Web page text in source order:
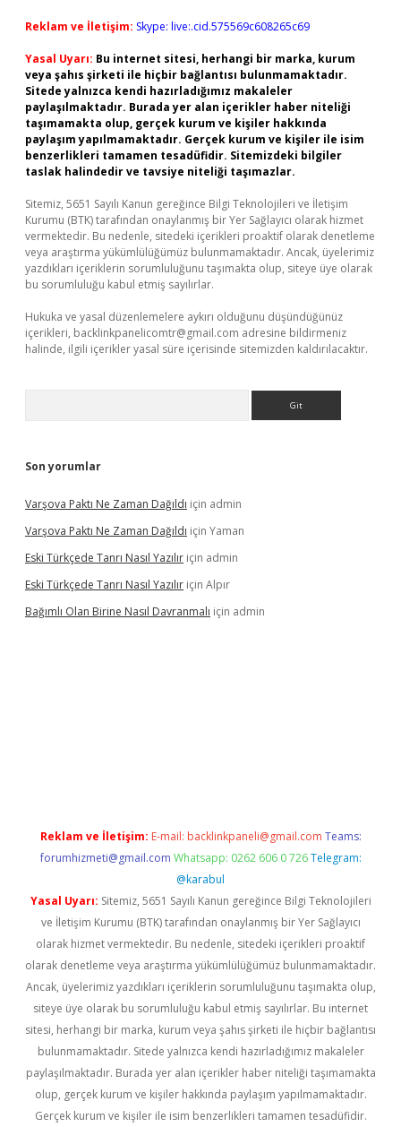
Reklam ve İletişim: Skype: live:.cid.575569c608265c69
Yasal Uyarı: Bu internet sitesi, herhangi bir marka, kurum
veya şahıs şirketi ile hiçbir bağlantısı bulunmamaktadır.
Sitede yalnızca kendi hazırladığımız makaleler
paylaşılmaktadır. Burada yer alan içerikler haber niteliği
taşımamakta olup, gerçek kurum ve kişiler hakkında
paylaşım yapılmamaktadır. Gerçek kurum ve kişiler ile isim
benzerlikleri tamamen tesadüfidir. Sitemizdeki bilgiler
taslak halindedir ve tavsiye niteliği taşımazlar.
Sitemiz, 5651 Sayılı Kanun gereğince Bilgi Teknolojileri ve İletişim
Kurumu (BTK) tarafından onaylanmış bir Yer Sağlayıcı olarak hizmet
vermektedir. Bu nedenle, sitedeki içerikleri proaktif olarak denetleme
veya araştırma yükümlülüğümüz bulunmamaktadır. Ancak, üyelerimiz
yazdıkları içeriklerin sorumluluğunu taşımakta olup, siteye üye olarak
bu sorumluluğu kabul etmiş sayılırlar.
Hukuka ve yasal düzenlemelere aykırı olduğunu düşündüğünüz
içerikleri, backlinkpanelicomtr@gmail.com adresine bildirmeniz
halinde, ilgili içerikler yasal süre içerisinde sitemizden kaldırılacaktır.
Son yorumlar
Varşova Paktı Ne Zaman Dağıldı için admin
Varşova Paktı Ne Zaman Dağıldı için Yaman
Eski Türkçede Tanrı Nasıl Yazılır için admin
Eski Türkçede Tanrı Nasıl Yazılır için Alpır
Bağımlı Olan Birine Nasıl Davranmalı için admin
Reklam ve İletişim: E-mail: backlinkpaneli@gmail.com Teams:
forumhizmeti@gmail.com Whatsapp: 0262 606 0 726 Telegram:
@karabul
Yasal Uyarı: Sitemiz, 5651 Sayılı Kanun gereğince Bilgi Teknolojileri
ve İletişim Kurumu (BTK) tarafından onaylanmış bir Yer Sağlayıcı
olarak hizmet vermektedir. Bu nedenle, sitedeki içerikleri proaktif
olarak denetleme veya araştırma yükümlülüğümüz bulunmamaktadır.
Ancak, üyelerimiz yazdıkları içeriklerin sorumluluğunu taşımakta olup,
siteye üye olarak bu sorumluluğu kabul etmiş sayılırlar. Bu internet
sitesi, herhangi bir marka, kurum veya şahıs şirketi ile hiçbir bağlantısı
bulunmamaktadır. Sitede yalnızca kendi hazırladığımız makaleler
paylaşılmaktadır. Burada yer alan içerikler haber niteliği taşımamakta
olup, gerçek kurum ve kişiler hakkında paylaşım yapılmamaktadır.
Gerçek kurum ve kişiler ile isim benzerlikleri tamamen tesadüfidir.